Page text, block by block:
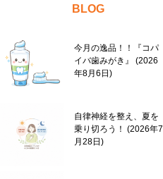
BLOG
今月の逸品！！『コパ
イバ歯みがき』
2026
年8月6日
自律神経を整え、夏を
乗り切ろう！
2026年7
月28日